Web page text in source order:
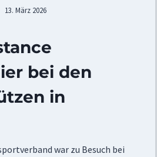
13. März 2026
bei den
in
war zu Besuch bei